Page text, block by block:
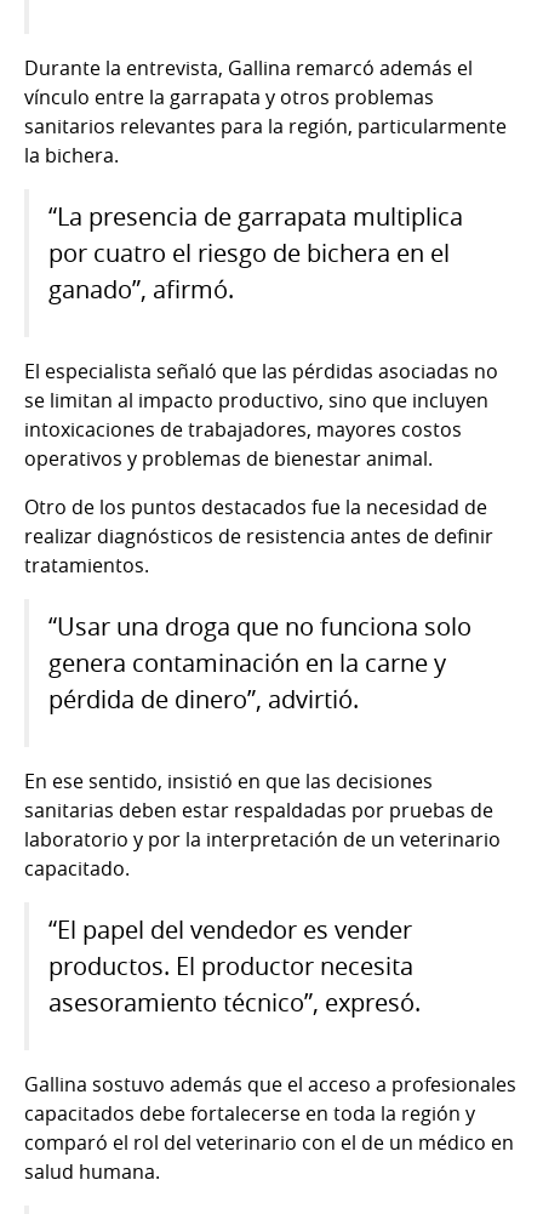
Durante la entrevista, Gallina remarcó además el
vínculo entre la garrapata y otros problemas
sanitarios relevantes para la región, particularmente
la bichera.
“La presencia de garrapata multiplica
por cuatro el riesgo de bichera en el
ganado”, afirmó.
El especialista señaló que las pérdidas asociadas no
se limitan al impacto productivo, sino que incluyen
intoxicaciones de trabajadores, mayores costos
operativos y problemas de bienestar animal.
Otro de los puntos destacados fue la necesidad de
realizar diagnósticos de resistencia antes de definir
tratamientos.
“Usar una droga que no funciona solo
genera contaminación en la carne y
pérdida de dinero”, advirtió.
En ese sentido, insistió en que las decisiones
sanitarias deben estar respaldadas por pruebas de
laboratorio y por la interpretación de un veterinario
capacitado.
“El papel del vendedor es vender
productos. El productor necesita
asesoramiento técnico”, expresó.
Gallina sostuvo además que el acceso a profesionales
capacitados debe fortalecerse en toda la región y
comparó el rol del veterinario con el de un médico en
salud humana.